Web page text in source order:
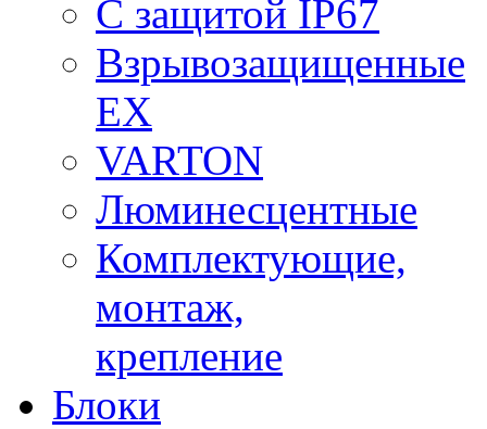
С защитой IP67
Взрывозащищенные
EX
VARTON
Люминесцентные
Комплектующие,
монтаж,
крепление
Блоки